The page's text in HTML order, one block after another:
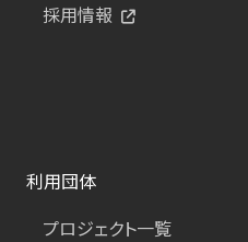
採用情報
利用団体
プロジェクト一覧